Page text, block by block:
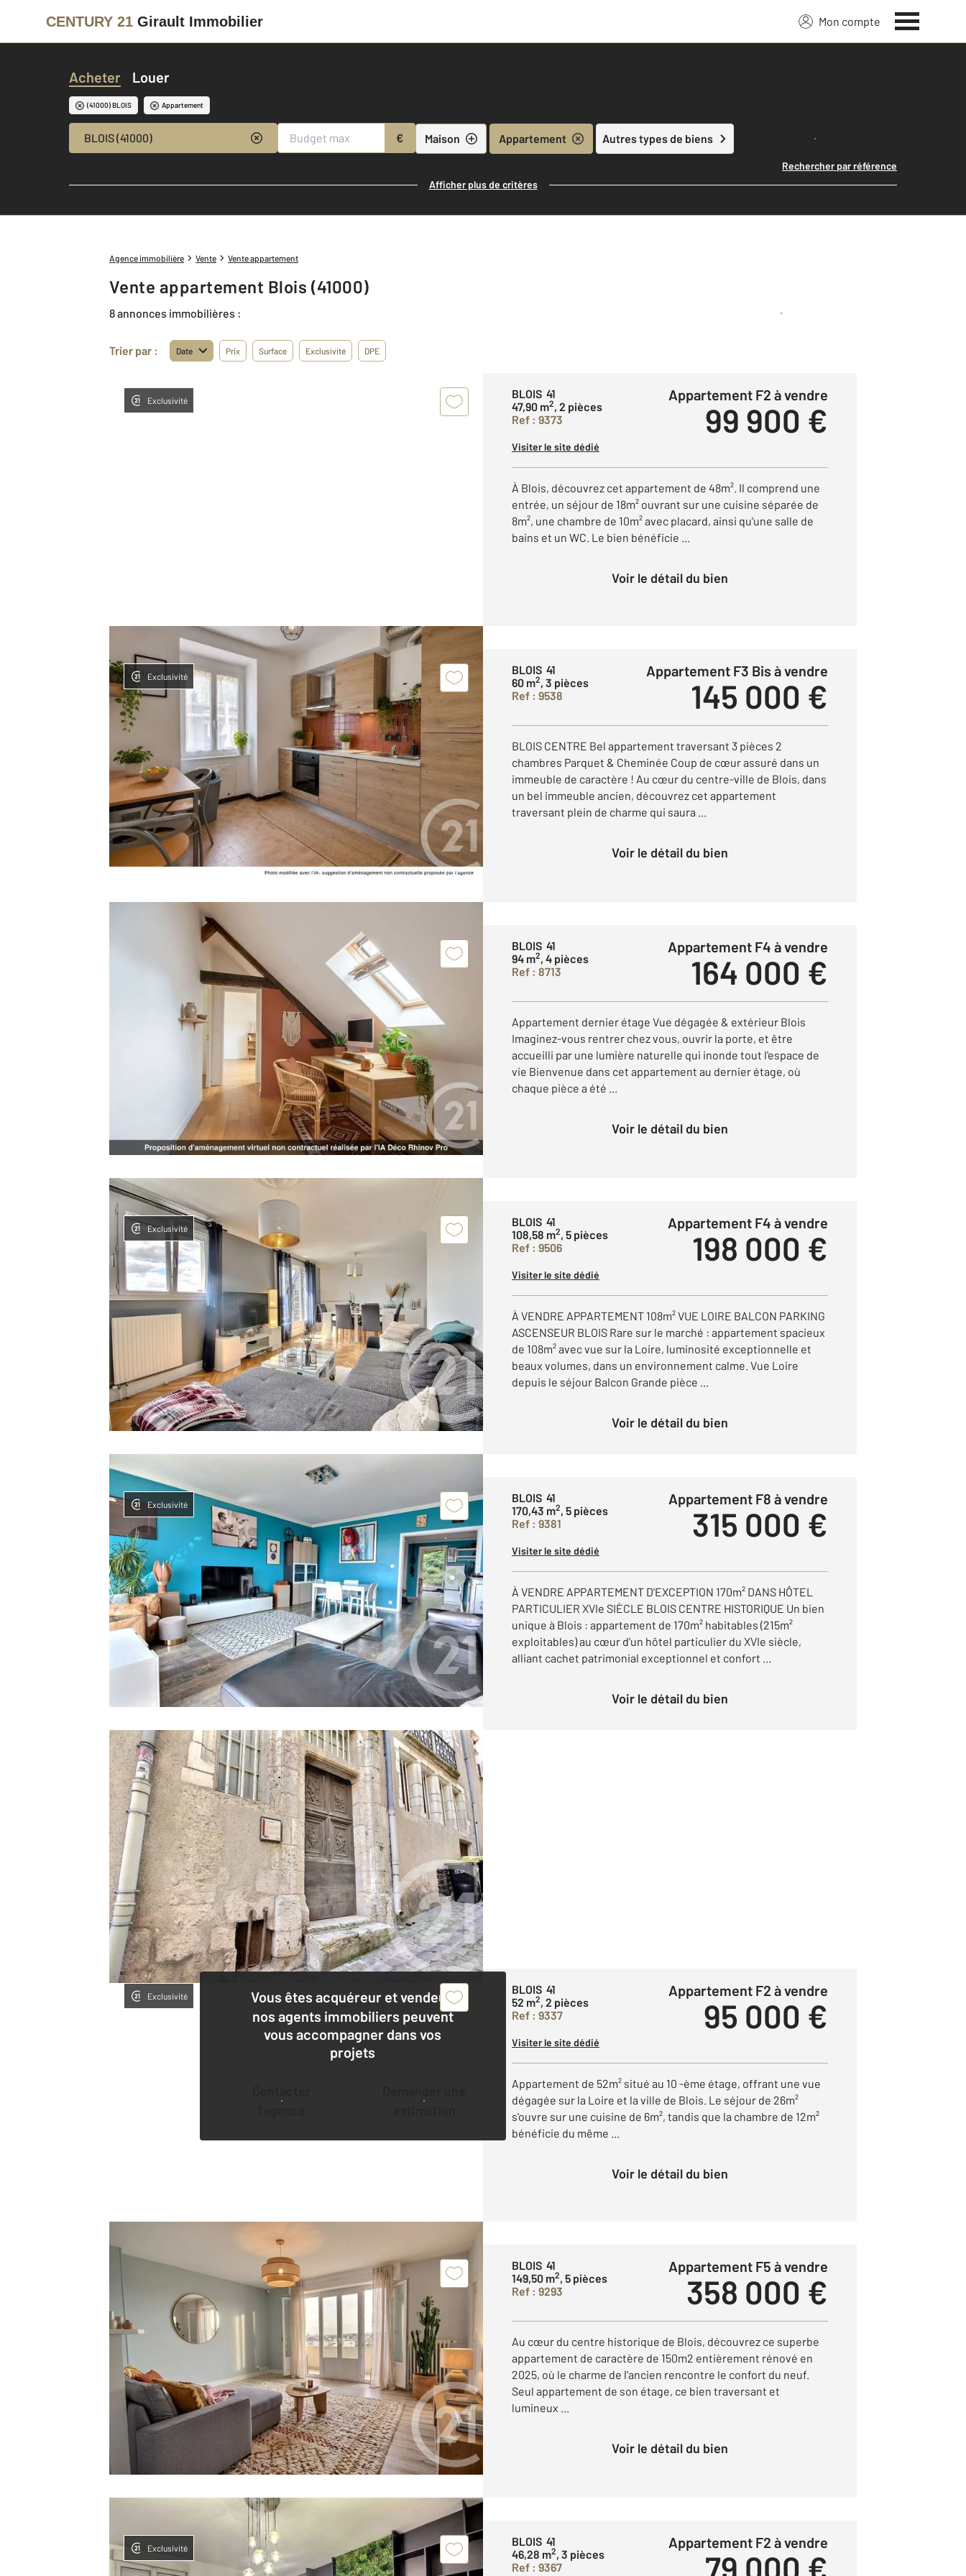
CENTURY 21 Girault Immobilier Mon compte
Acheter Louer
(41000) BLOIS Appartement
BLOIS (41000) € Maison Appartement Autres types de biens Lancer ma recherche
Rechercher par référence
Afficher plus de critères
Agence immobilière Vente Vente appartement
Vente appartement Blois (41000)
8 annonces immobilières : Créer une alerte
Trier par : Date Prix Surface Exclusivité DPE
Exclusivité
BLOIS 41
47,90 m2, 2 pièces
Ref : 9373
Appartement F2 à vendre
99 900 €
Visiter le site dédié
À Blois, découvrez cet appartement de 48m². Il comprend une
entrée, un séjour de 18m² ouvrant sur une cuisine séparée de
8m², une chambre de 10m² avec placard, ainsi qu'une salle de
bains et un WC. Le bien bénéficie ...
Voir le détail du bien
Exclusivité
BLOIS 41
60 m2, 3 pièces
Ref : 9538
Appartement F3 Bis à vendre
145 000 €
BLOIS CENTRE Bel appartement traversant 3 pièces 2
chambres Parquet & Cheminée Coup de cœur assuré dans un
immeuble de caractère ! Au cœur du centre-ville de Blois, dans
un bel immeuble ancien, découvrez cet appartement
traversant plein de charme qui saura ...
Voir le détail du bien
BLOIS 41
94 m2, 4 pièces
Ref : 8713
Appartement F4 à vendre
164 000 €
Appartement dernier étage Vue dégagée & extérieur Blois
Imaginez-vous rentrer chez vous, ouvrir la porte, et être
accueilli par une lumière naturelle qui inonde tout l'espace de
vie Bienvenue dans cet appartement au dernier étage, où
chaque pièce a été ...
Voir le détail du bien
Exclusivité
BLOIS 41
108,58 m2, 5 pièces
Ref : 9506
Appartement F4 à vendre
198 000 €
Visiter le site dédié
À VENDRE APPARTEMENT 108m² VUE LOIRE BALCON PARKING
ASCENSEUR BLOIS Rare sur le marché : appartement spacieux
de 108m² avec vue sur la Loire, luminosité exceptionnelle et
beaux volumes, dans un environnement calme. Vue Loire
depuis le séjour Balcon Grande pièce ...
Voir le détail du bien
Exclusivité
BLOIS 41
170,43 m2, 5 pièces
Ref : 9381
Appartement F8 à vendre
315 000 €
Visiter le site dédié
À VENDRE APPARTEMENT D'EXCEPTION 170m² DANS HÔTEL
PARTICULIER XVIe SIÈCLE BLOIS CENTRE HISTORIQUE Un bien
unique à Blois : appartement de 170m² habitables (215m²
exploitables) au cœur d'un hôtel particulier du XVIe siècle,
alliant cachet patrimonial exceptionnel et confort ...
Voir le détail du bien
Vous êtes acquéreur et vendeur,
nos agents immobiliers peuvent
vous accompagner dans vos
projets
Exclusivité
BLOIS 41
52 m2, 2 pièces
Ref : 9337
Appartement F2 à vendre
95 000 €
Visiter le site dédié
Appartement de 52m² situé au 10 -ème étage, offrant une vue
dégagée sur la Loire et la ville de Blois. Le séjour de 26m²
s'ouvre sur une cuisine de 6m², tandis que la chambre de 12m²
bénéficie du même ...
Voir le détail du bien
BLOIS 41
149,50 m2, 5 pièces
Ref : 9293
Appartement F5 à vendre
358 000 €
Au cœur du centre historique de Blois, découvrez ce superbe
appartement de caractère de 150m2 entièrement rénové en
2025, où le charme de l'ancien rencontre le confort du neuf.
Seul appartement de son étage, ce bien traversant et
lumineux ...
Voir le détail du bien
Exclusivité
BLOIS 41
46,28 m2, 3 pièces
Ref : 9367
Appartement F2 à vendre
79 000 €